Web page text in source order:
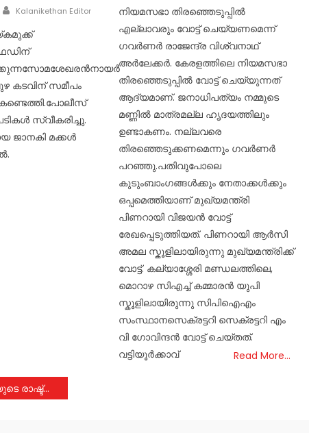
Author
Kalanikethan Editor
കടവിന് സമീപം
കണ്ടെത്തി.പോലീസ്
സ്വീകരിച്ചു.
ജാനകി മക്കൾ
നിയമസഭാ തിരഞ്ഞെടുപ്പിൽ
എല്ലാവരും വോട്ട് ചെയ്യണമെന്ന്
ഗവർണർ രാജേന്ദ്ര വിശ്വനാഥ്
അർലേക്കർ. കേരളത്തിലെ നിയമസഭാ
തിരഞ്ഞെടുപ്പിൽ വോട്ട് ചെയ്യുന്നത്
ആദ്യമാണ്. ജനാധിപത്യം നമ്മുടെ
മണ്ണിൽ മാത്രമല്ല ഹൃദയത്തിലും
ഉണ്ടാകണം. നല്ലവരെ
തിരഞ്ഞെടുക്കണമെന്നും ഗവർണർ
പറഞ്ഞു.പതിവുപോലെ
കുടുംബാംഗങ്ങൾക്കും നേതാക്കൾക്കും
ഒപ്പമെത്തിയാണ് മുഖ്യമന്ത്രി
പിണറായി വിജയൻ വോട്ട്
രേഖപ്പെടുത്തിയത്. പിണറായി ആർസി
അമല സ്കൂളിലായിരുന്നു മുഖ്യമന്ത്രിക്ക്
വോട്ട്. കല്യാശ്ശേരി മണ്ഡലത്തിലെ,
മൊറാഴ സിഎച്ച് കമ്മാരൻ യുപി
സ്കൂളിലായിരുന്നു സിപിഐഎം
സംസ്ഥാനസെക്രട്ടറി സെക്രട്ടറി എം
വി ഗോവിന്ദൻ വോട്ട് ചെയ്തത്.
വട്ടിയൂർക്കാവ്
Read More…